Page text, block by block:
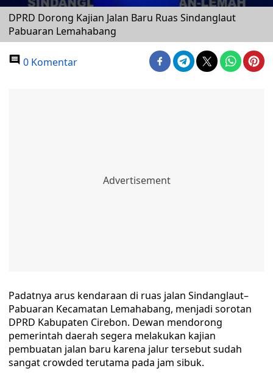
DPRD Dorong Kajian Jalan Baru Ruas Sindanglaut
Pabuaran Lemahabang
0 Komentar
Padatnya arus kendaraan di ruas jalan Sindanglaut–
Pabuaran Kecamatan Lemahabang, menjadi sorotan
DPRD Kabupaten Cirebon. Dewan mendorong
pemerintah daerah segera melakukan kajian
pembuatan jalan baru karena jalur tersebut sudah
sangat crowded terutama pada jam sibuk.